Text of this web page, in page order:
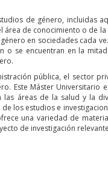
de género, incluidas
área de conocimiento o de
en sociedades cada
o se encuentran en la
pública, el sector
Este Máster Universitario
áreas de la salud y la
los estudios e
una variedad de
de investigación